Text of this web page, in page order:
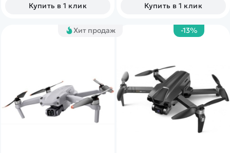
Купить в 1 клик
Купить в 1 клик
Хит продаж -13%